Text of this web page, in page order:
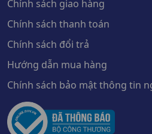
Chính sách giao hàng
Chính sách thanh toán
Chính sách đổi trả
Hướng dẫn mua hàng
Chính sách bảo mật thông tin